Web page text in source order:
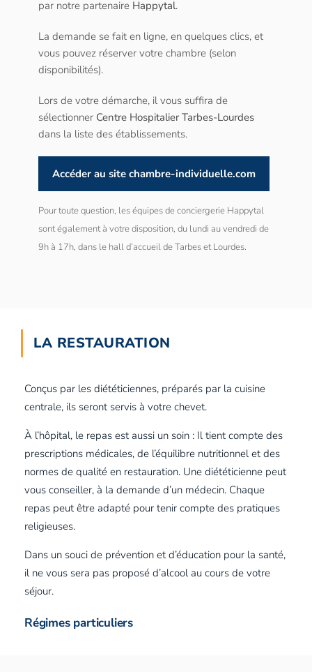
par notre partenaire Happytal.
La demande se fait en ligne, en quelques clics, et
vous pouvez réserver votre chambre (selon
disponibilités).
Lors de votre démarche, il vous suffira de
sélectionner Centre Hospitalier Tarbes-Lourdes
dans la liste des établissements.
Accéder au site chambre-individuelle.com
Pour toute question, les équipes de conciergerie Happytal
sont également à votre disposition, du lundi au vendredi de
9h à 17h, dans le hall d’accueil de Tarbes et Lourdes.
LA RESTAURATION
Conçus par les diététiciennes, préparés par la cuisine
centrale, ils seront servis à votre chevet.
À l’hôpital, le repas est aussi un soin : Il tient compte des
prescriptions médicales, de l’équilibre nutritionnel et des
normes de qualité en restauration. Une diététicienne peut
vous conseiller, à la demande d’un médecin. Chaque
repas peut être adapté pour tenir compte des pratiques
religieuses.
Dans un souci de prévention et d’éducation pour la santé,
il ne vous sera pas proposé d’alcool au cours de votre
séjour.
Régimes particuliers